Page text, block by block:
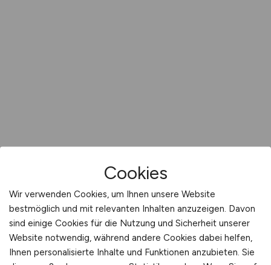
Cookies
Wir verwenden Cookies, um Ihnen unsere Website
bestmöglich und mit relevanten Inhalten anzuzeigen. Davon
sind einige Cookies für die Nutzung und Sicherheit unserer
Website notwendig, während andere Cookies dabei helfen,
Ihnen personalisierte Inhalte und Funktionen anzubieten. Sie